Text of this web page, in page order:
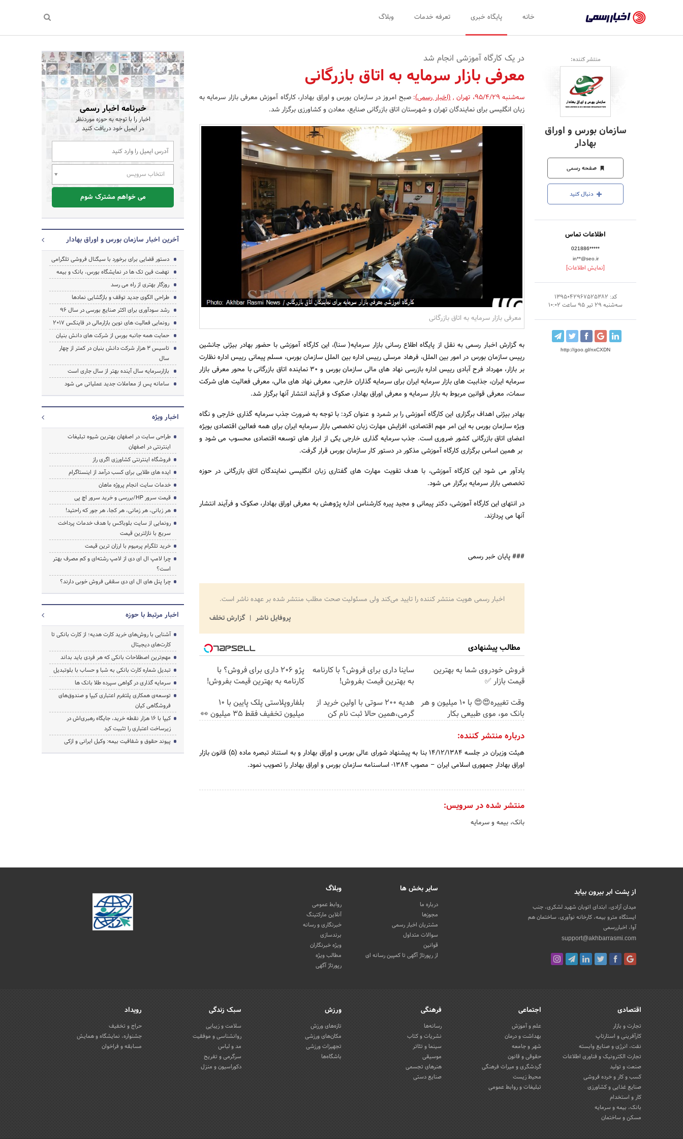
رسمی
-
اخبار
تایید
شده
شرکت‌ها،
سازمان‌ها
و
روابط
عمومی‌ها
خانه پایگاه خبری تعرفه خدمات وبلاگ
منتشر کننده:
سازمان بورس و اوراق
بهادار
صفحه رسمی
دنبال کنید
اطلاعات تماس
021886*****
in**@seo.ir
[نمایش اطلاعات]
کد: 1395042967525382
سه‌شنبه 29 تیر 95 ساعت 10:02
http://goo.gl/nxCXDN
در یک کارگاه آموزشی انجام شد
معرفی بازار سرمایه به اتاق بازرگانی
سه‌شنبه 95/4/29 ، تهران ,(اخبار رسمی):صبح امروز در سازمان بورس و اوراق بهادار، کارگاه آموزش معرفی بازار سرمایه به
زبان انگلیسی برای نمایندگان تهران و شهرستان اتاق بازرگانی صنایع، معادن و کشاورزی برگزار شد.
معرفی بازار سرمایه به اتاق بازرگانی
به گزارش اخبار رسمی به نقل از پایگاه اطلاع رسانی بازار سرمایه( سنا)، این کارگاه آموزشی با حضور بهادر بیژنی جانشین
رییس سازمان بورس در امور بین الملل، فرهاد مرسلی رییس اداره بین الملل سازمان بورس، مسلم پیمانی رییس اداره نظارت
بر بازار، مهرداد فرح آبادی رییس اداره بازرسی نهاد های مالی سازمان بورس و 30 نماینده اتاق بازرگانی با محور معرفی بازار
سرمایه ایران، جذابیت های بازار سرمایه ایران برای سرمایه گذاران خارجی، معرفی نهاد های مالی، معرفی فعالیت های شرکت
سمات، معرفی قوانین مربوط به بازار سرمایه و معرفی اوراق بهادار، صکوک و فرآیند انتشار آنها برگزار شد.
بهادر بیژنى اهداف برگزاری این کارگاه آموزشی را بر شمرد و عنوان کرد: با توجه به ضرورت جذب سرمایه گذاری خارجى و نگاه
ویژه سازمان بورس به این امر مهم اقتصادی، افزایش مهارت زبان تخصصی بازار سرمایه ایران برای همه فعالین اقتصادی بویژه
اعضای اتاق بازرگانی کشور ضروری است. جذب سرمایه گذاری خارجی یکى از ابزار های توسعه اقتصادی محسوب می شود و
بر همین اساس برگزاری کارگاه آموزشی مذکور در دستور کار سازمان بورس قرار گرفت.
یادآور می شود این کارگاه آموزشی، با هدف تقویت مهارت های گفتاری زبان انگلیسی نمایندگان اتاق بازرگانی در حوزه
تخصصی بازار سرمایه برگزار می شود.
در انتهای این کارگاه آموزشی، دکتر پیمانی و مجید پیره کارشناس اداره پژوهش به معرفی اوراق بهادار، صکوک و فرآیند انتشار
آنها می پردازند.
### پایان خبر رسمی
اخبار رسمی هویت منتشر کننده را تایید می‌کند ولی مسئولیت صحت مطلب منتشر شده بر عهده ناشر است.
پروفایل ناشر
گزارش تخلف
مطالب پیشنهادی
فروش خودروی شما به بهترین
قیمت بازار ✅
ساینا داری برای فروش؟ با کارنامه
به بهترین قیمت بفروش!
پژو 206 داری برای فروش؟ با
کارنامه به بهترین قیمت بفروش!
وقت تغییره😍😍 با 10 میلیون و هر
بانک مو، موی طبیعی بکار
هدیه 200 سوتی با اولین خرید از
گرمی،همین حالا ثبت نام کن
بلفاروپلاستی پلک پایین با ۱۰
میلیون تخفیف فقط 3۵ میلیون 👀
درباره منتشر کننده:
هیئت وزیران در جلسه 14/12/1384 بنا به پیشنهاد شورای عالی بورس و اوراق بهادار و به استناد تبصره ماده (5) قانون بازار
اوراق بهادار جمهوری اسلامی ایران – مصوب 1384- اساسنامه سازمان بورس و اوراق بهادار را تصویب نمود.
منتشر شده در سرویس:
بانک، بیمه و سرمایه
خبرنامه اخبار رسمی
اخبار را با توجه به حوزه موردنظر
در ایمیل خود دریافت کنید
انتخاب سرویس
می خواهم مشترک شوم
آخرین اخبار سازمان بورس و اوراق بهادار
دستور قضایی برای برخورد با سیگنال فروشی تلگرامی
نهضت فین تک ها در نمایشگاه بورس، بانک و بیمه
روزگار بهتری از راه می رسد
طراحی الگوی جدید توقف و بازگشایی نمادها
رشد سودآوری برای اکثر صنایع بورسی در سال 96
رونمایی فعالیت های نوین بازارمالی در فاینکس 2017
حمایت همه جانبه بورس از شرکت های دانش بنیان
تاسیس 3 هزار شرکت دانش بنیان در کمتر از چهار
سال
بازارسرمایه سال آینده بهتر از سال جاری است
سامانه پس از معاملات جدید عملیاتی می شود
اخبار ویژه
طراحی سایت در اصفهان بهترین شیوه تبلیغات
اینترنتی در اصفهان
فروشگاه اینترنتی کشاورزی اگری راز
ایده های طلایی برای کسب درآمد از اینستاگرام
خدمات سایت انجام پروژه ماهان
قیمت سرور HP/بررسی و خرید سرور اچ پی
هر زبانی، هر زمانی، هر کجا، هر جور که راحتید!
رونمایی از سایت بلوباکس با هدف خدمات پرداخت
سریع با نازلترین قیمت
خرید تلگرام پرمیوم با ارزان ترین قیمت
چرا لامپ ال ای دی از لامپ رشته‌ای و کم مصرف بهتر
است؟
چرا پنل های ال ای دی سقفی فروش خوبی دارند؟
اخبار مرتبط با حوزه
آشنایی با روش‌های خرید کارت هدیه؛ از کارت بانکی تا
کارت‌های دیجیتال
مهم‌ترین اصطلاحات بانکی که هر فردی باید بداند
تبدیل شماره کارت بانکی به شبا و حساب با بلوتبدیل
سرمایه گذاری در گواهی سپرده طلا بانک ها
توسعه‌ی همکاری‌ پلتفرم اعتباری کیپا و صندوق‌های
فروشگاهی کیان
کیپا با ۱۶ هزار نقطه خرید، جایگاه رهبری‌اش در
زیرساخت اعتباری را تثبیت کرد
پیوند حقوق و شفافیت بیمه: وکیل ایرانی و ازکی
از پشت ابر بیرون بیاید
میدان آزادی، ابتدای اتوبان شهید لشکری، جنب
ایستگاه مترو بیمه، کارخانه نوآوری، ساختمان هم
آوا، اخباررسمی
support@akhbarrasmi.com
سایر بخش ها
درباره ما
مجوزها
مشتریان اخبار رسمی
سوالات متداول
قوانین
از رپورتاژ آگهی تا کمپین رسانه ای
وبلاگ
روابط عمومی
آنلاین مارکتینگ
خبرنگاری و رسانه
برندسازی
ویژه خبرنگاران
مطالب ویژه
رپورتاژ آگهی
اقتصادی
تجارت و بازار
کارآفرینی و استارتاپ
نفت، انرژی و صنایع وابسته
تجارت الکترونیک و فناوری اطلاعات
صنعت و تولید
کسب و کار و خرده فروشی
صنایع غذایی و کشاورزی
کار و استخدام
بانک، بیمه و سرمایه
مسکن و ساختمان
اجتماعی
علم و آموزش
بهداشت و درمان
شهر و جامعه
حقوقی و قانون
گردشگری و میراث فرهنگی
محیط زیست
تبلیغات و روابط عمومی
فرهنگی
رسانه‌ها
نشریات و کتاب
سینما و تئاتر
موسیقی
هنرهای تجسمی
صنایع دستی
ورزش
تازه‌های ورزش
مکان‌های ورزشی
تجهیزات ورزشی
باشگاه‌ها
سبک زندگی
سلامت و زیبایی
روانشناسی و موفقیت
مد و لباس
سرگرمی و تفریح
دکوراسیون و منزل
رویداد
حراج و تخفیف
جشنواره، نمایشگاه و همایش
مسابقه و فراخوان